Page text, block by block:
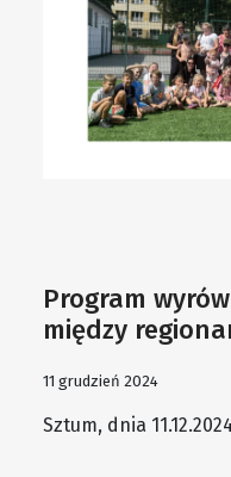
Program
między
11 grudzień 2024
Sztum, dnia